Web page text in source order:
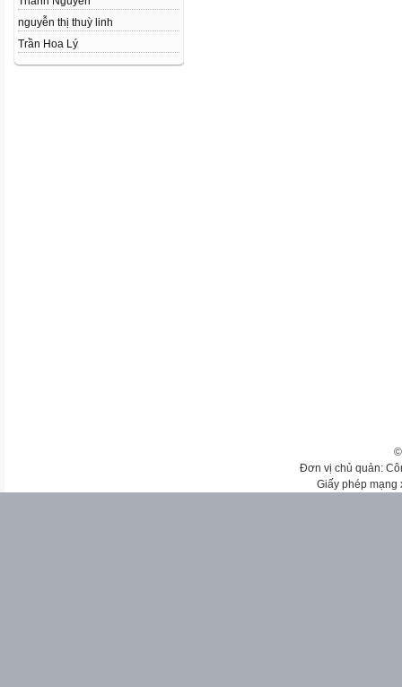
nguyễn thị thuỳ linh
Trần Hoa Lý
Đơn vị chủ quản:
Giấy phép mạng